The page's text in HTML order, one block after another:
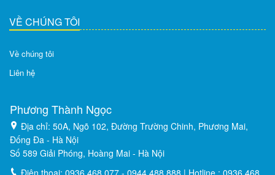
VỀ CHÚNG TÔI
Về chúng tôi
Liên hệ
Phương Thành Ngọc
Địa chỉ: 50A, Ngõ 102, Đường Trường Chinh, Phương Mai,
Đống Đa - Hà Nội
Số 589 Giải Phóng, Hoàng Mai - Hà Nội
Điện thoại: 0936 468 077 - 0944 488 888 | Hotline : 0936 468